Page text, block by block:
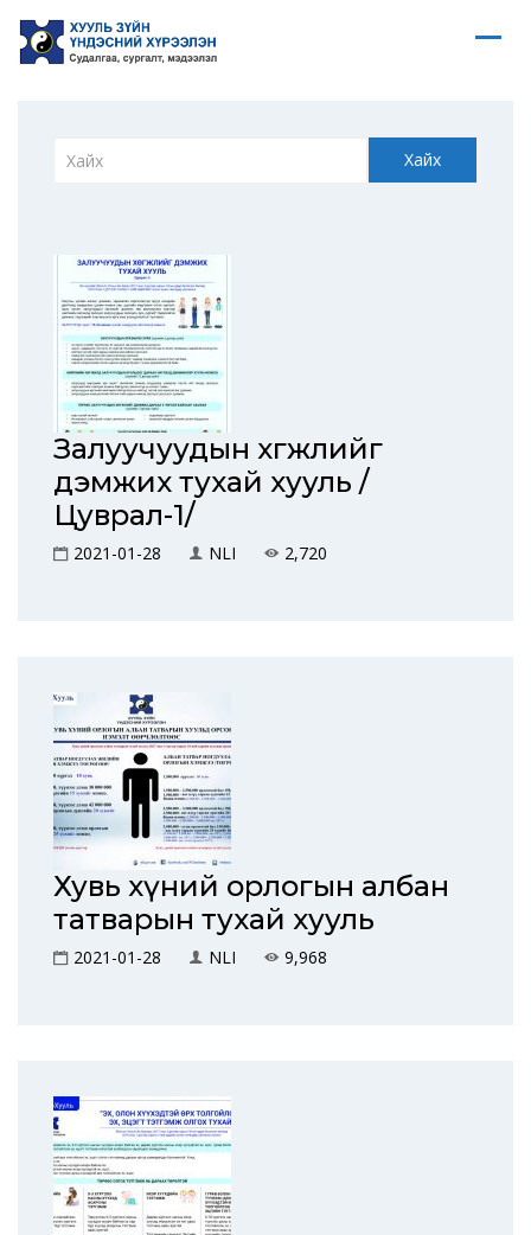
Хайх
Залуучуудын хөгжлийг
дэмжих тухай хууль /
Цуврал-1/
2021-01-28 NLI 2,720
Хувь хүний орлогын албан
татварын тухай хууль
2021-01-28 NLI 9,968